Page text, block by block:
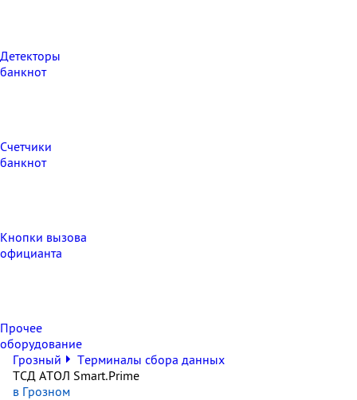
Детекторы
банкнот
Счетчики
банкнот
Кнопки вызова
официанта
Прочее
оборудование
Грозный
Терминалы сбора данных
ТСД АТОЛ Smart.Prime
в Грозном